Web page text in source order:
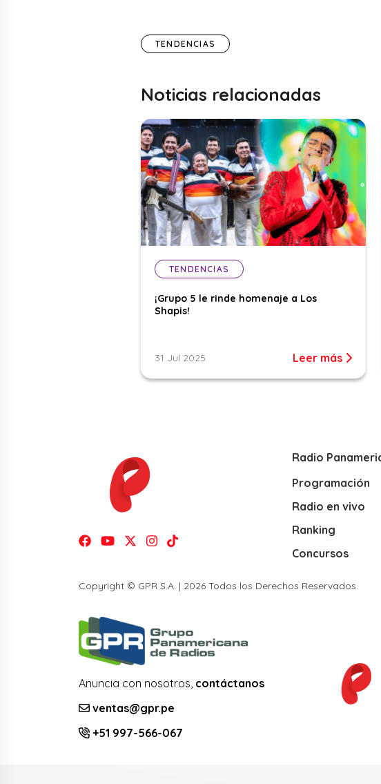
TENDENCIAS
Noticias relacionadas
TENDENCIAS
¡Grupo 5 le rinde homenaje a Los
Shapis!
31 Jul 2025 Leer más
Radio
Programación
Radio en vivo
Ranking
Concursos
Copyright © GPR S.A. | 2026 Todos los Derechos Reservados.
Anuncia con nosotros, contáctanos
ventas@gpr.pe
+51 997-566-067